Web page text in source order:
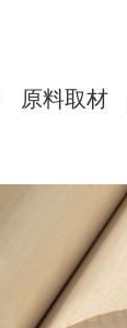
原料取材